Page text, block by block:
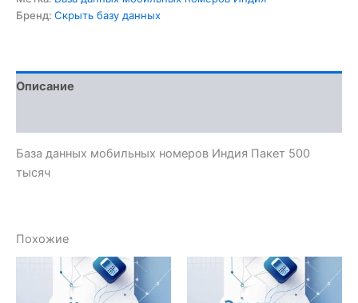
Бренд: Скрыть базу данных
Описание
База данных мобильных номеров Индия Пакет 500
тысяч
Похожие